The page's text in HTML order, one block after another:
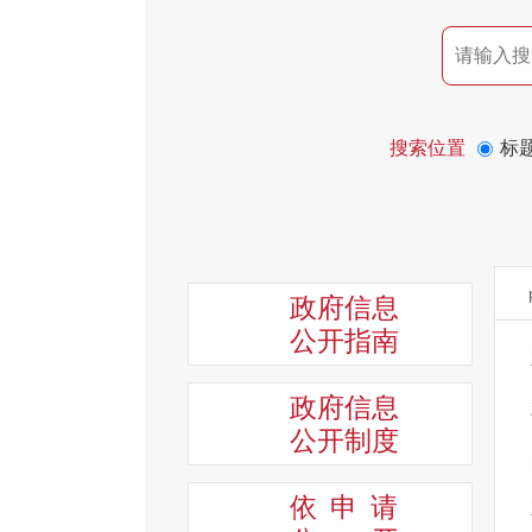
搜索位置 标
政府信息
公开指南
政府信息
公开制度
依申请